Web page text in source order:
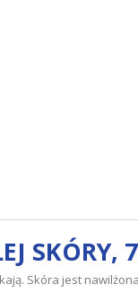
SKÓRY,
Skóra jest